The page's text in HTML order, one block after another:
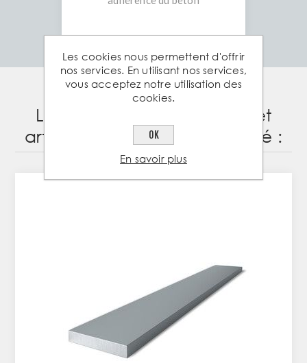
Les clients ayant acheté cet
article ont également acheté :
Les cookies nous permettent d'offrir
nos services. En utilisant nos services,
vous acceptez notre utilisation des
cookies.
OK
En savoir plus